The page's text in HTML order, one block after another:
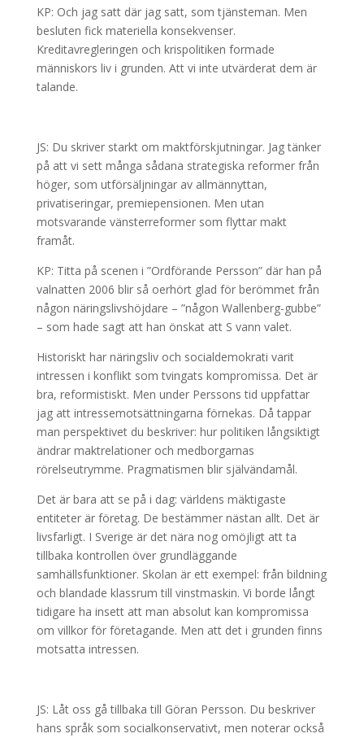
KP: Och jag satt där jag satt, som tjänsteman. Men
besluten fick materiella konsekvenser.
Kreditavregleringen och krispolitiken formade
människors liv i grunden. Att vi inte utvärderat dem är
talande.
JS: Du skriver starkt om maktförskjutningar. Jag tänker
på att vi sett många sådana strategiska reformer från
höger, som utförsäljningar av allmännyttan,
privatiseringar, premiepensionen. Men utan
motsvarande vänsterreformer som flyttar makt
framåt.
KP: Titta på scenen i ”Ordförande Persson” där han på
valnatten 2006 blir så oerhört glad för berömmet från
någon näringslivshöjdare – ”någon Wallenberg-gubbe”
– som hade sagt att han önskat att S vann valet.
Historiskt har näringsliv och socialdemokrati varit
intressen i konflikt som tvingats kompromissa. Det är
bra, reformistiskt. Men under Perssons tid uppfattar
jag att intressemotsättningarna förnekas. Då tappar
man perspektivet du beskriver: hur politiken långsiktigt
ändrar maktrelationer och medborgarnas
rörelseutrymme. Pragmatismen blir självändamål.
Det är bara att se på i dag: världens mäktigaste
entiteter är företag. De bestämmer nästan allt. Det är
livsfarligt. I Sverige är det nära nog omöjligt att ta
tillbaka kontrollen över grundläggande
samhällsfunktioner. Skolan är ett exempel: från bildning
och blandade klassrum till vinstmaskin. Vi borde långt
tidigare ha insett att man absolut kan kompromissa
om villkor för företagande. Men att det i grunden finns
motsatta intressen.
JS: Låt oss gå tillbaka till Göran Persson. Du beskriver
hans språk som socialkonservativt, men noterar också